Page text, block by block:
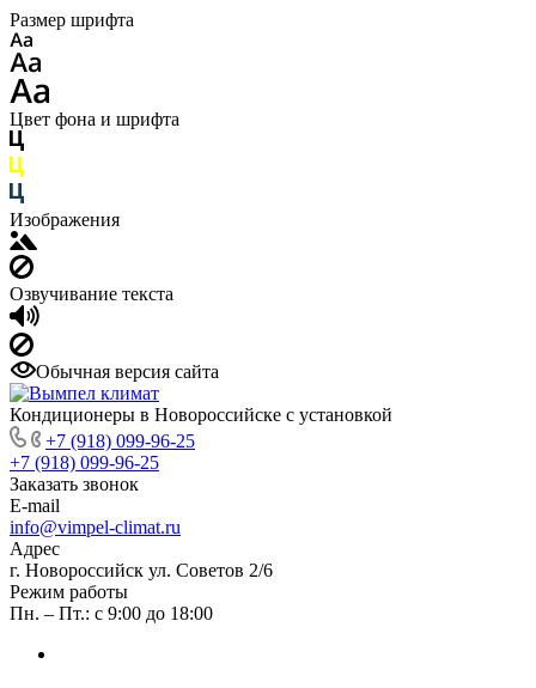
Размер шрифта
Цвет фона и шрифта
Изображения
Озвучивание текста
Обычная версия сайта
Кондиционеры в Новороссийске с установкой
+7 (918) 099-96-25
+7 (918) 099-96-25
Заказать звонок
E-mail
info@vimpel-climat.ru
Адрес
г. Новороссийск ул. Советов 2/6
Режим работы
Пн. – Пт.: с 9:00 до 18:00